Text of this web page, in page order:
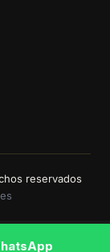
reservados